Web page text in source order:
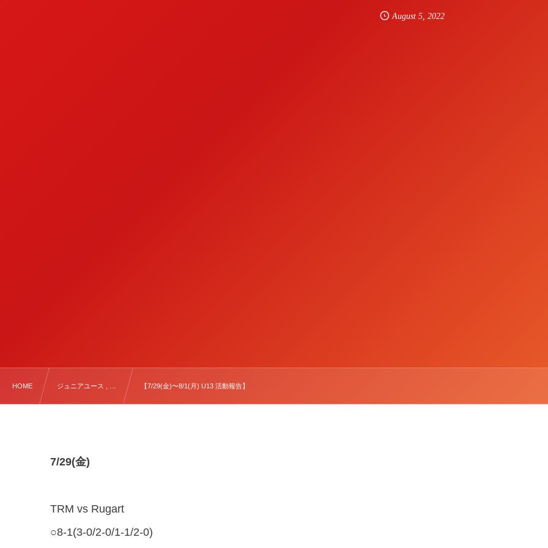
August 5, 2022
HOME ジュニアユース , … 【7/29(金)〜8/1(月) U13 活動報告】
7/29(金)
TRM vs Rugart
○8-1(3-0/2-0/1-1/2-0)